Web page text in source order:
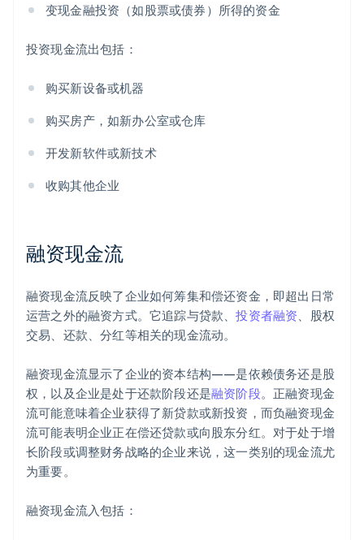
变现金融投资（如股票或债券）所得的资金
投资现金流出包括：
购买新设备或机器
购买房产，如新办公室或仓库
开发新软件或新技术
收购其他企业
融资现金流
融资现金流反映了企业如何筹集和偿还资金，即超出日常
运营之外的融资方式。它追踪与贷款、投资者融资、股权
交易、还款、分红等相关的现金流动。
融资现金流显示了企业的资本结构——是依赖债务还是股
权，以及企业是处于还款阶段还是融资阶段。正融资现金
流可能意味着企业获得了新贷款或新投资，而负融资现金
流可能表明企业正在偿还贷款或向股东分红。对于处于增
长阶段或调整财务战略的企业来说，这一类别的现金流尤
为重要。
融资现金流入包括：